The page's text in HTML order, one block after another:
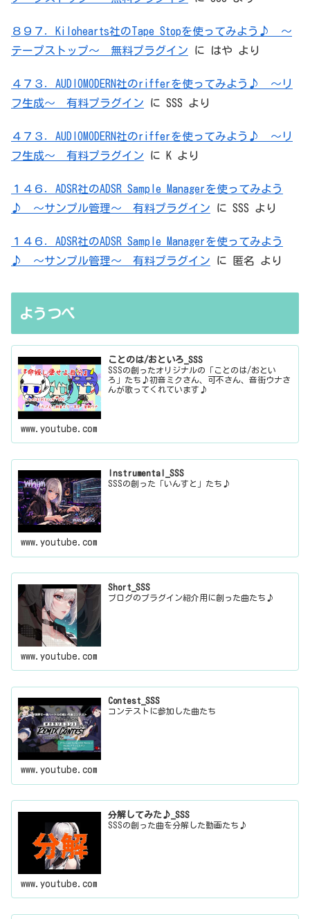
８９７．Kilohearts社のTape Stopを使ってみよう♪ ～
テープストップ～ 無料プラグイン に はや より
４７３．AUDIOMODERN社のrifferを使ってみよう♪ ～リ
フ生成～ 有料プラグイン に SSS より
４７３．AUDIOMODERN社のrifferを使ってみよう♪ ～リ
フ生成～ 有料プラグイン に K より
１４６．ADSR社のADSR Sample Managerを使ってみよう
♪ ～サンプル管理～ 有料プラグイン に SSS より
１４６．ADSR社のADSR Sample Managerを使ってみよう
♪ ～サンプル管理～ 有料プラグイン に 匿名 より
ようつべ
ことのは/おといろ_SSS
SSSの創ったオリジナルの「ことのは/おとい
ろ」たち♪初音ミクさん、可不さん、音街ウナさ
んが歌ってくれています♪
www.youtube.com
Instrumental_SSS
SSSの創った「いんすと」たち♪
www.youtube.com
Short_SSS
ブログのプラグイン紹介用に創った曲たち♪
www.youtube.com
Contest_SSS
コンテストに参加した曲たち
www.youtube.com
分解してみた♪_SSS
SSSの創った曲を分解した動画たち♪
www.youtube.com